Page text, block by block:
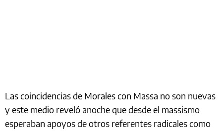
Las coincidencias de Morales con Massa no son nuevas
y este medio reveló anoche que desde el massismo
esperaban apoyos de otros referentes radicales como